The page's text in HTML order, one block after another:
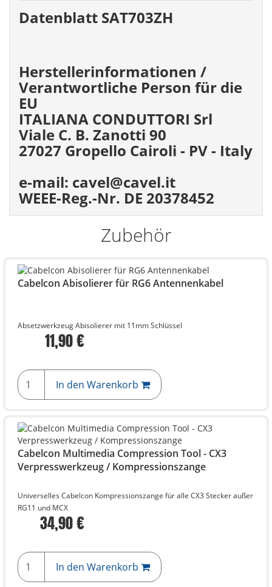
Datenblatt SAT703ZH
Herstellerinformationen /
Verantwortliche Person für die
EU
ITALIANA CONDUTTORI Srl
Viale C. B. Zanotti 90
27027 Gropello Cairoli - PV - Italy
e-mail: cavel@cavel.it
WEEE-Reg.-Nr. DE 20378452
Zubehör
Cabelcon Abisolierer für RG6 Antennenkabel
Absetzwerkzeug Abisolierer mit 11mm Schlüssel
11,90 €
In den Warenkorb
Cabelcon Multimedia Compression Tool - CX3
Verpresswerkzeug / Kompressionszange
Universelles Cabelcon Kompressionszange für alle CX3 Stecker außer
RG11 und MCX
34,90 €
In den Warenkorb